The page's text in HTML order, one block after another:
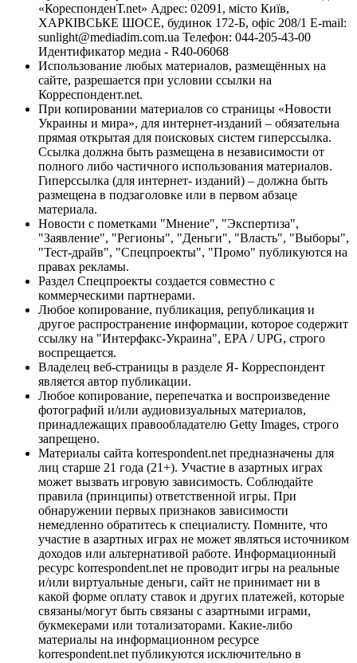
«КореспонденТ.net» Адрес: 02091, місто Київ,
ХАРКІВСЬКЕ ШОСЕ, будинок 172-Б, офіс 208/1 E-mail:
sunlight@mediadim.com.ua Телефон: 044-205-43-00
Идентификатор медиа - R40-06068
Использование любых материалов, размещённых на
сайте, разрешается при условии ссылки на
Корреспондент.net.
При копировании материалов со страницы «Новости
Украины и мира», для интернет-изданий – обязательна
прямая открытая для поисковых систем гиперссылка.
Ссылка должна быть размещена в независимости от
полного либо частичного использования материалов.
Гиперссылка (для интернет- изданий) – должна быть
размещена в подзаголовке или в первом абзаце
материала.
Новости с пометками "Мнение", "Экспертиза",
"Заявление", "Регионы", "Деньги", "Власть", "Выборы",
"Тест-драйв", "Спецпроекты", "Промо" публикуются на
правах рекламы.
Раздел Спецпроекты создается совместно с
коммерческими партнерами.
Любое копирование, публикация, републикация и
другое распространение информации, которое содержит
ссылку на "Интерфакс-Украина", EPA / UPG, строго
воспрещается.
Владелец веб-страницы в разделе Я- Корреспондент
является автор публикации.
Любое копирование, перепечатка и воспроизведение
фотографий и/или аудиовизуальных материалов,
принадлежащих правообладателю Getty Images, строго
запрещено.
Материалы сайта korrespondent.net предназначены для
лиц старше 21 года (21+). Участие в азартных играх
может вызвать игровую зависимость. Соблюдайте
правила (принципы) ответственной игры. При
обнаружении первых признаков зависимости
немедленно обратитесь к специалисту. Помните, что
участие в азартных играх не может являться источником
доходов или альтернативой работе. Информационный
ресурс korrespondent.net не проводит игры на реальные
и/или виртуальные деньги, сайт не принимает ни в
какой форме оплату ставок и других платежей, которые
связаны/могут быть связаны с азартными играми,
букмекерами или тотализаторами. Какие-либо
материалы на информационном ресурсе
korrespondent.net публикуются исключительно в